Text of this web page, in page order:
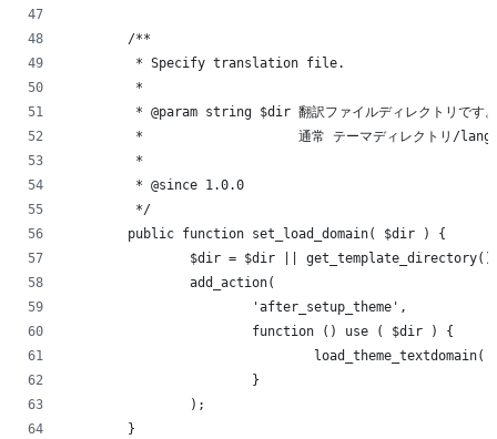
	/**
	 * Specify translation file.
	 *
	 * @param string $dir 翻訳ファイルディレクトリです。
*                    通常 テーマディレクトリ/
	 *
	 * @since 1.0.0
	 */
	public function set_load_domain( $dir ) {
$dir = $dir ||
		add_action(
			'after_setup_theme',
			function () use ( $dir ) {
			}
		);
	}